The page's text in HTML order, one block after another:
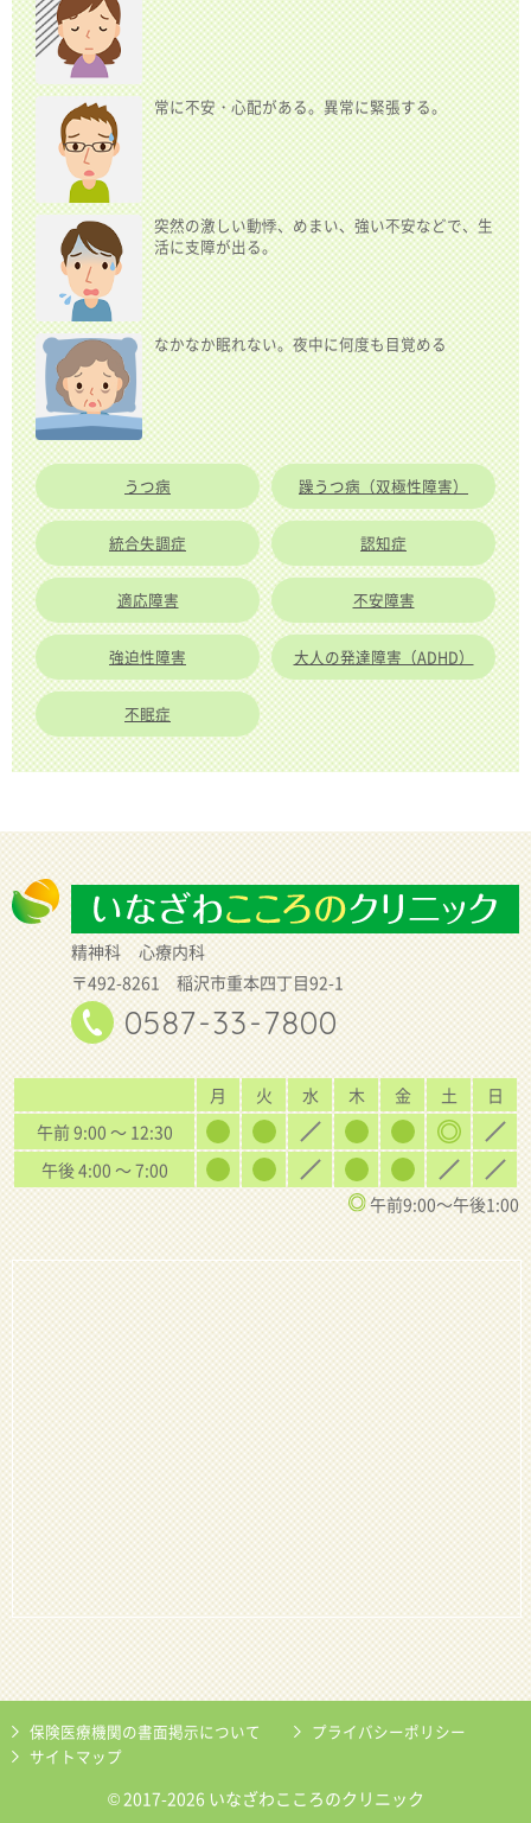
常に不安・心配がある。異常に緊張する。
突然の激しい動悸、めまい、強い不安などで、生
活に支障が出る。
なかなか眠れない。夜中に何度も目覚める
うつ病 躁うつ病（双極性障害）
統合失調症 認知症
適応障害 不安障害
強迫性障害 大人の発達障害（ADHD）
不眠症
精神科
心療内科
〒492-8261 稲沢市重本四丁目92-1
0587-33-7800
月 火 水 木 金 土
日
午前 9:00 〜 12:30
午後 4:00 〜 7:00
午前9:00〜午後1:00
保険医療機関の書面掲示について
プライバシーポリシー
サイトマップ
© 2017-2026 いなざわこころのクリニック